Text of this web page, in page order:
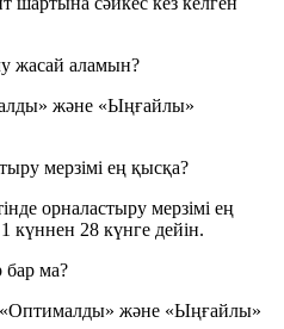
жасай аламын?
және «Ыңғайлы»
мерзімі ең қысқа?
орналастыру мерзімі ең
күннен 28 күнге дейін.
бар ма?
«Оптималды» және «Ыңғайлы»